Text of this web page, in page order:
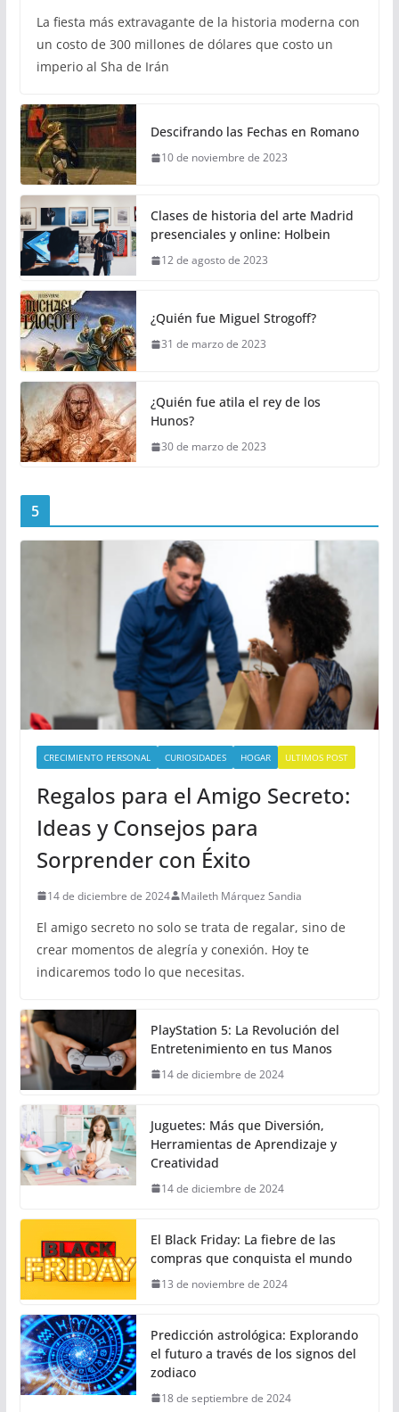
La fiesta más extravagante de la historia moderna con
un costo de 300 millones de dólares que costo un
imperio al Sha de Irán
Descifrando las Fechas en Romano
10 de noviembre de 2023
Clases de historia del arte Madrid
presenciales y online: Holbein
12 de agosto de 2023
¿Quién fue Miguel Strogoff?
31 de marzo de 2023
¿Quién fue atila el rey de los
Hunos?
30 de marzo de 2023
5
CRECIMIENTO PERSONAL CURIOSIDADES HOGAR ULTIMOS POST
Regalos para el Amigo Secreto:
Ideas y Consejos para
Sorprender con Éxito
14 de diciembre de 2024 Maileth Márquez Sandia
El amigo secreto no solo se trata de regalar, sino de
crear momentos de alegría y conexión. Hoy te
indicaremos todo lo que necesitas.
PlayStation 5: La Revolución del
Entretenimiento en tus Manos
14 de diciembre de 2024
Juguetes: Más que Diversión,
Herramientas de Aprendizaje y
Creatividad
14 de diciembre de 2024
El Black Friday: La fiebre de las
compras que conquista el mundo
13 de noviembre de 2024
Predicción astrológica: Explorando
el futuro a través de los signos del
zodiaco
18 de septiembre de 2024